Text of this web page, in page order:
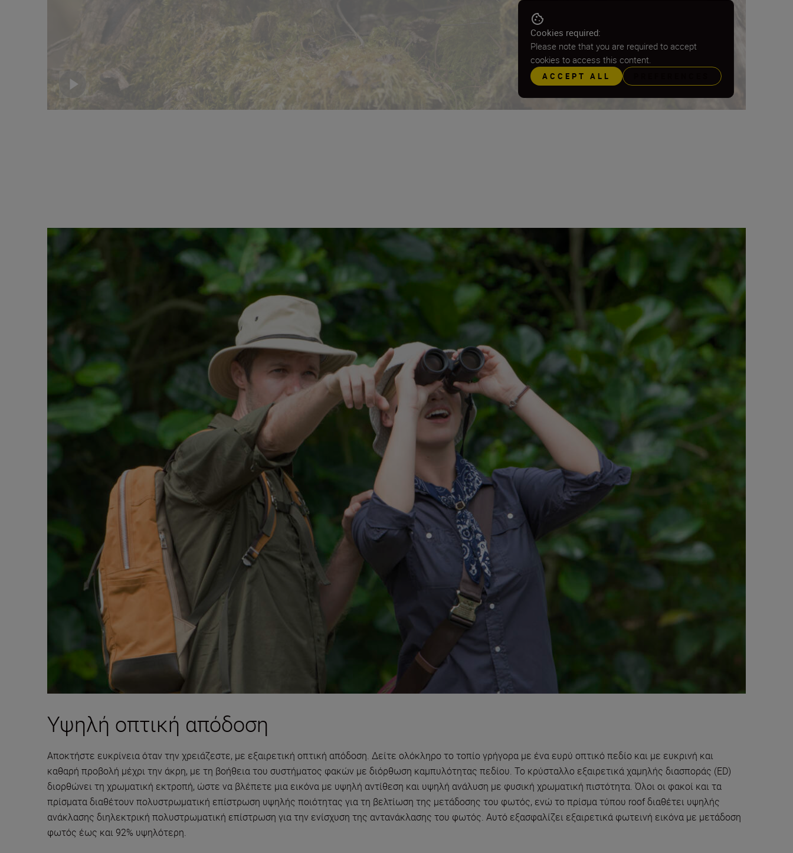
Cookies required:
Please note that you are required to accept
cookies to access this content.
ACCEPT ALL
Υψηλή οπτική απόδοση
Αποκτήστε ευκρίνεια όταν την χρειάζεστε, με εξαιρετική οπτική απόδοση. Δείτε ολόκληρο το τοπίο γρήγορα με ένα ευρύ οπτικό πεδίο και με ευκρινή και
καθαρή προβολή μέχρι την άκρη, με τη βοήθεια του συστήματος φακών με διόρθωση καμπυλότητας πεδίου. Το κρύσταλλο εξαιρετικά χαμηλής διασποράς (ED)
διορθώνει τη χρωματική εκτροπή, ώστε να βλέπετε μια εικόνα με υψηλή αντίθεση και υψηλή ανάλυση με φυσική χρωματική πιστότητα. Όλοι οι φακοί και τα
πρίσματα διαθέτουν πολυστρωματική επίστρωση υψηλής ποιότητας για τη βελτίωση της μετάδοσης του φωτός, ενώ το πρίσμα τύπου roof διαθέτει υψηλής
ανάκλασης διηλεκτρική πολυστρωματική επίστρωση για την ενίσχυση της αντανάκλασης του φωτός. Αυτό εξασφαλίζει εξαιρετικά φωτεινή εικόνα με μετάδοση
φωτός έως και 92% υψηλότερη.